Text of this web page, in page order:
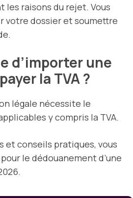
raisons du rejet. Vous
votre dossier et soumettre
d’importer une
la TVA ?
légale nécessite le
y compris la TVA.
et conseils pratiques, vous
le dédouanement d’une